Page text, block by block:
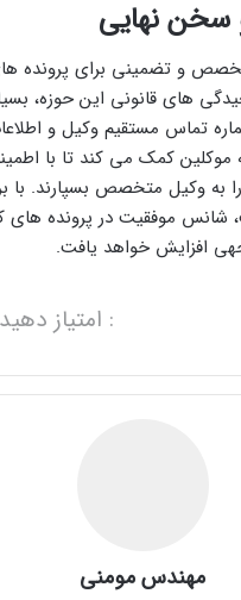
سخن نهایی
و تضمینی برای پرونده
پیچیدگی های قانونی این حوزه،
تماس مستقیم وکیل و
کمک می کند تا با
به وکیل متخصص بسپارند. با
شانس موفقیت در پرونده های
: امتیاز دهید
مهندس مومنی